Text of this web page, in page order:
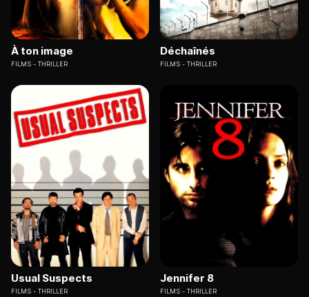
À ton image
FILMS THRILLER
Déchaînés
FILMS THRILLER
Usual Suspects
FILMS THRILLER
Jennifer 8
FILMS THRILLER